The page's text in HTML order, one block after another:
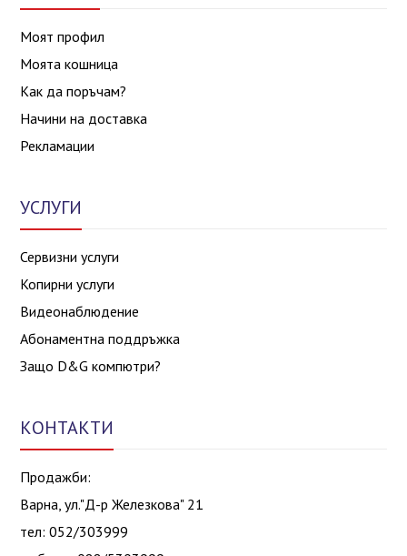
Моят профил
Моята кошница
Как да поръчам?
Начини на доставка
Рекламации
УСЛУГИ
Сервизни услуги
Копирни услуги
Видеонаблюдение
Абонаментна поддръжка
Защо D&G компютри?
КОНТАКТИ
Продажби:
Варна, ул."Д-р Железкова" 21
тел: 052/303999